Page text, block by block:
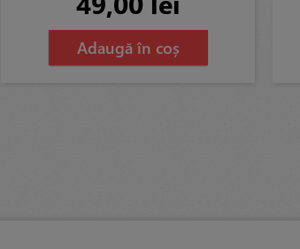
Adaugă în coș